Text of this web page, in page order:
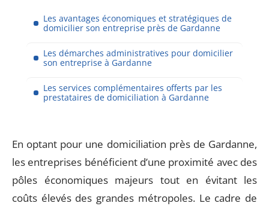
Les avantages économiques et stratégiques de
domicilier son entreprise près de Gardanne
Les démarches administratives pour domicilier
son entreprise à Gardanne
Les services complémentaires offerts par les
prestataires de domiciliation à Gardanne
En optant pour une domiciliation près de Gardanne,
les entreprises bénéficient d’une proximité avec des
pôles économiques majeurs tout en évitant les
coûts élevés des grandes métropoles. Le cadre de